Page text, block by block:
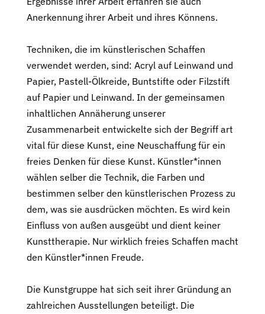
Anerkennung ihrer Arbeit und ihres Könnens.
Techniken, die im künstlerischen Schaffen
verwendet werden, sind: Acryl auf Leinwand und
Papier, Pastell-Ölkreide, Buntstifte oder Filzstift
auf Papier und Leinwand. In der gemeinsamen
inhaltlichen Annäherung unserer
Zusammenarbeit entwickelte sich der Begriff art
vital für diese Kunst, eine Neuschaffung für ein
freies Denken für diese Kunst. Künstler*innen
wählen selber die Technik, die Farben und
bestimmen selber den künstlerischen Prozess zu
dem, was sie ausdrücken möchten. Es wird kein
Einfluss von außen ausgeübt und dient keiner
Kunsttherapie. Nur wirklich freies Schaffen macht
den Künstler*innen Freude.
Die Kunstgruppe hat sich seit ihrer Gründung an
zahlreichen Ausstellungen beteiligt. Die